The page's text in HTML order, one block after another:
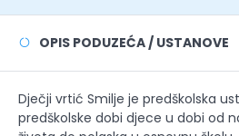
OPIS PODUZEĆA / USTANOVE
Dječji vrtić Smilje je predškolska
predškolske dobi djece u dobi od